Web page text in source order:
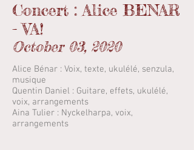
Concert : Alice BENAR
- VA!
October 03, 2020
Alice Bénar : Voix, texte, ukulélé, senzula,
musique
Quentin Daniel : Guitare, effets, ukulélé,
voix, arrangements
Aina Tulier : Nyckelharpa, voix,
arrangements